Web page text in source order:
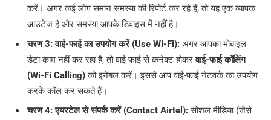
करें। अगर कई लोग समान समस्या की रिपोर्ट कर रहे हैं, तो यह एक व्यापक
आउटेज है और समस्या आपके डिवाइस में नहीं है।
चरण 3: वाई-फाई का उपयोग करें (Use Wi-Fi): अगर आपका मोबाइल
डेटा काम नहीं कर रहा है, तो वाई-फाई से कनेक्ट होकरवाई-फाई कॉलिंग
(Wi-Fi Calling)को इनेबल करें। इससे आप वाई-फाई नेटवर्क का उपयोग
करके कॉल कर सकते हैं।
चरण 4: एयरटेल से संपर्क करें (Contact Airtel):सोशल मीडिया (जैसे